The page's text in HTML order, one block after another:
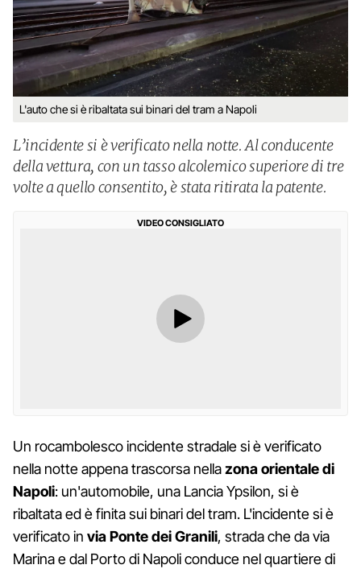
L'auto che si è ribaltata sui binari del tram a Napoli
L’incidente si è verificato nella notte. Al conducente
della vettura, con un tasso alcolemico superiore di tre
volte a quello consentito, è stata ritirata la patente.
VIDEO CONSIGLIATO
Un rocambolesco incidente stradale si è verificato
nella notte appena trascorsa nellazona orientale di
Napoli: un'automobile, una Lancia Ypsilon, si è
ribaltata ed è finita sui binari del tram. L'incidente si è
verificato in via Ponte dei Granili, strada che da via
Marina e dal Porto di Napoli conduce nel quartiere di